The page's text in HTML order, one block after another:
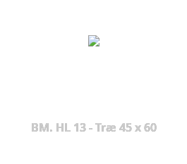
BM. HL 13 - Træ 45 x 60